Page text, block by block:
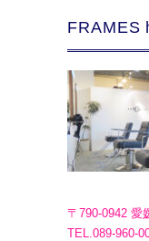
FRAMES
〒790-0942 愛
TEL.089-960-